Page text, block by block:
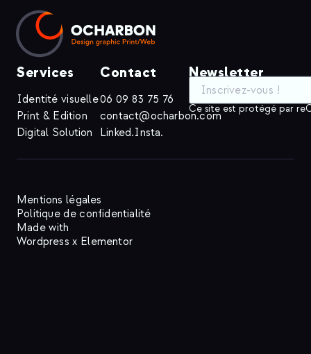
Services
Identité visuelle
Print & Edition
Digital Solution
Contact
06 09 83 75 76
contact@ocharbon.com
Linked.Insta.
Newsletter
Ce site est protégé par
Mentions légales
Politique de confidentialité
Made with
Wordpress x Elementor